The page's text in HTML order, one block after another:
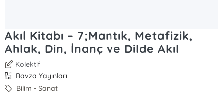
Akıl Kitabı – 7;Mantık, Metafizik,
Ahlak, Din, İnanç ve Dilde Akıl
Kolektif
Ravza Yayınları
Bilim - Sanat